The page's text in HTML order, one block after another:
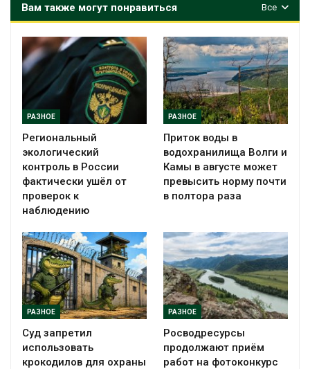
Все
Вам также могут понравиться
РАЗНОЕ
Региональный
экологический
контроль в России
фактически ушёл от
проверок к
наблюдению
РАЗНОЕ
Приток воды в
водохранилища Волги и
Камы в августе может
превысить норму почти
в полтора раза
РАЗНОЕ
Суд запретил
использовать
крокодилов для охраны
РАЗНОЕ
Росводресурсы
продолжают приём
работ на фотоконкурс